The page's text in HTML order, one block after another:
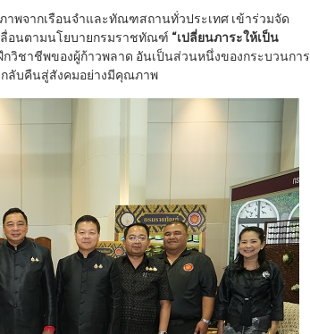
จากเรือนจำและทัณฑสถานทั่วประเทศ เข้าร่วมจัด
ลื่อนตามนโยบายกรมราชทัณฑ์ “เปลี่ยนภาระให้เป็น
วิชาชีพของผู้ก้าวพลาด อันเป็นส่วนหนึ่งของกระบวนการ
ลับคืนสู่สังคมอย่างมีคุณภาพ